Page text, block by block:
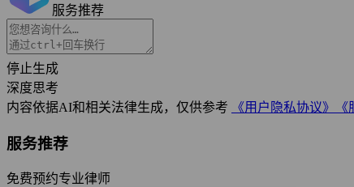
服务推荐
停止生成
深度思考
内容依据AI和相关法律生成，仅供参考
《用户隐私协议》
服务推荐
免费预约专业律师